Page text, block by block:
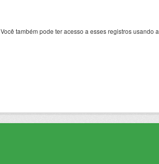
Você também pode ter acesso a esses registros usando a